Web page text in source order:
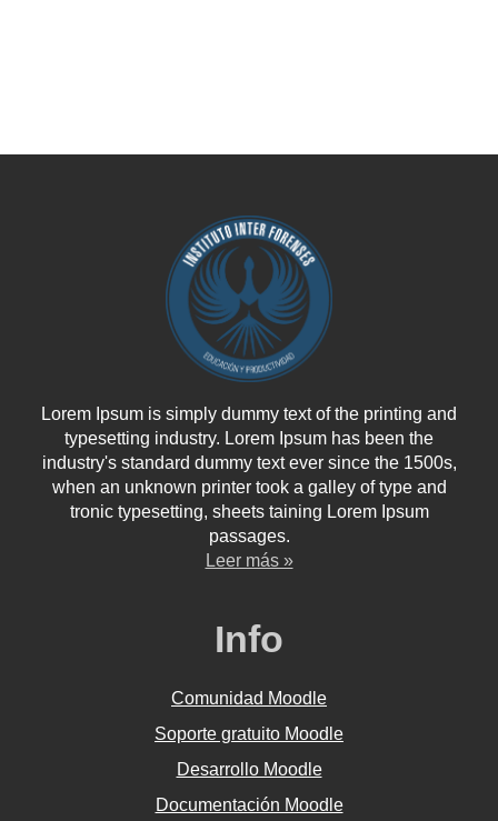
Lorem Ipsum is simply dummy text of the printing and
typesetting industry. Lorem Ipsum has been the
industry's standard dummy text ever since the 1500s,
when an unknown printer took a galley of type and
tronic typesetting, sheets taining Lorem Ipsum
passages.
Leer más »
Info
Comunidad Moodle
Soporte gratuito Moodle
Desarrollo Moodle
Documentación Moodle